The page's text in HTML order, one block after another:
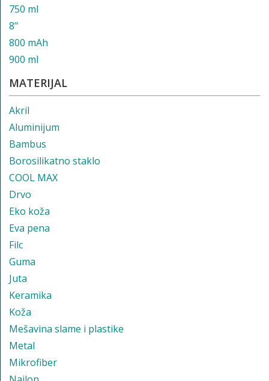
750 ml
8"
800 mAh
900 ml
MATERIJAL
Akril
Aluminijum
Bambus
Borosilikatno staklo
COOL MAX
Drvo
Eko koža
Eva pena
Filc
Guma
Juta
Keramika
Koža
Mešavina slame i plastike
Metal
Mikrofiber